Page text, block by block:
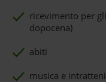
ricevimento per
dopocena)
abiti
musica e